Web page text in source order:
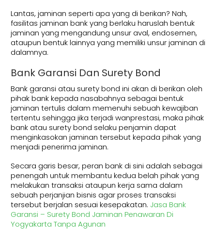
Lantas, jaminan seperti apa yang di berikan? Nah,
fasilitas jaminan bank yang berlaku haruslah bentuk
jaminan yang mengandung unsur aval, endosemen,
ataupun bentuk lainnya yang memiliki unsur jaminan di
dalamnya.
Bank Garansi Dan Surety Bond
Bank garansi atau surety bond ini akan di berikan oleh
pihak bank kepada nasabahnya sebagai bentuk
jaminan tertulis dalam memenuhi sebuah kewajiban
tertentu sehingga jika terjadi wanprestasi, maka pihak
bank atau surety bond selaku penjamin dapat
menginkasokan jaminan tersebut kepada pihak yang
menjadi penerima jaminan.
Secara garis besar, peran bank di sini adalah sebagai
penengah untuk membantu kedua belah pihak yang
melakukan transaksi ataupun kerja sama dalam
sebuah perjanjian bisnis agar proses transaksi
tersebut berjalan sesuai kesepakatan. Jasa Bank
Garansi – Surety Bond Jaminan Penawaran Di
Yogyakarta Tanpa Agunan